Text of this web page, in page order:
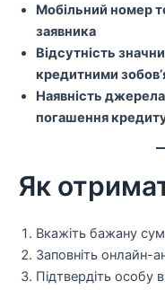
Мобільний номер
заявника
Відсутність
кредитними
Наявність
погашення
Як
Вкажіть бажану
Заповніть онлайн-
Підтвердіть особу